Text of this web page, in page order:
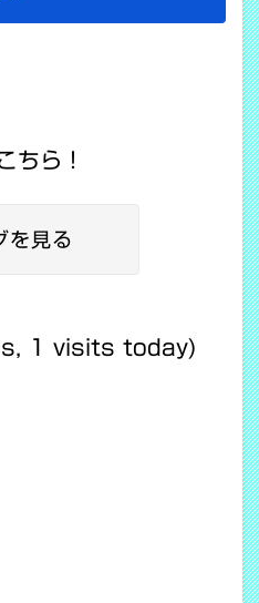
ちら！
を見る
1 visits today)